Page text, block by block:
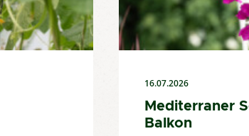
16.07.2026
Mediterraner
Balkon